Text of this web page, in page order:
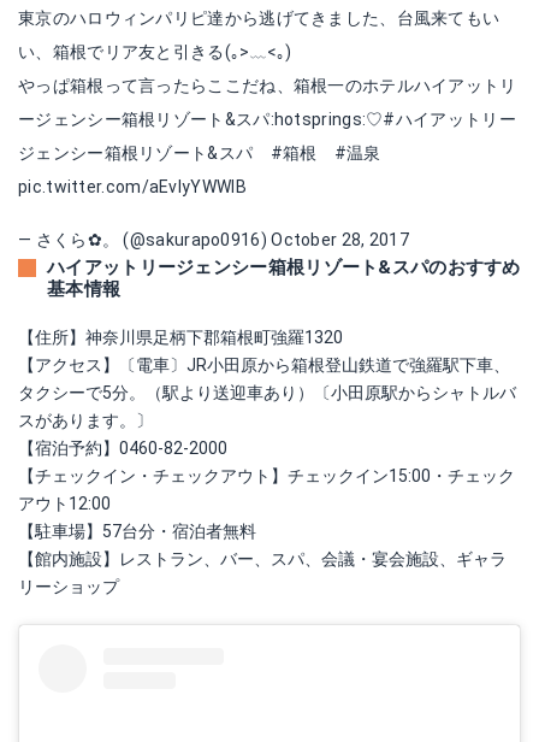
東京のハロウィンパリピ達から逃げてきました、台風来てもい
い、箱根でリア友と引きる(｡>﹏<｡)
やっぱ箱根って言ったらここだね、箱根一のホテルハイアットリ
ージェンシー箱根リゾート&スパ:hotsprings:♡#ハイアットリー
ジェンシー箱根リゾート&スパ #箱根
#温泉
pic.twitter.com/aEvlyYWWIB
— さくら✿。 (@sakurapo0916)October 28, 2017
ハイアットリージェンシー箱根リゾート&スパのおすすめ
基本情報
【住所】神奈川県足柄下郡箱根町強羅1320
【アクセス】〔電車〕JR小田原から箱根登山鉄道で強羅駅下車、
タクシーで5分。（駅より送迎車あり）〔小田原駅からシャトルバ
スがあります。〕
【宿泊予約】0460-82-2000
【チェックイン・チェックアウト】チェックイン15:00・チェック
アウト12:00
【駐車場】57台分・宿泊者無料
【館内施設】レストラン、バー、スパ、会議・宴会施設、ギャラ
リーショップ